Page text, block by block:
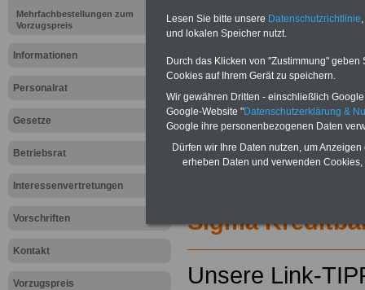
Mehrfachbestellungen zum
Vorzugspreis
Informationen
Personalrat
Gesetze
Betriebsrat
Interessenvertretungen
Vorschriften
Kontakt
Vorzugspreis
zum Tarifrecht für den
das mindestens einmal im
direkt zur weiterführenden
mehrere OnlineBücher bzw.
Beamtinnen und Beamte mit
und Ländern,
Nebentätig-keitsrecht für
wir ausgewählte Links, z.B.
Teilzeitantrag usw.>>>hier
Sigma
Unsere Link-
Lesen Sie bitte unsere Datenschutzrichtlinie
und lokalen Speicher nutzt.
Durch das Klicken von "Zustimmung"
Cookies auf Ihrem Gerät zu speichern.
Wir gewähren Dritten - einschließlich
Google-Website "Datenschutzerklärung &
Google ihre personenbezogenen Daten
Dürfen wir Ihre Daten nutzen, um
erheben Daten und verwenden